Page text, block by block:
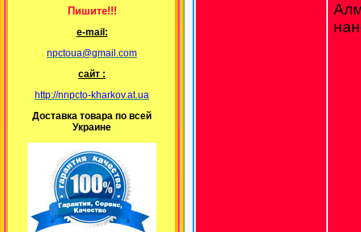
Пишите!!!
е-mail:
npctoua@gmail.com
сайт :
http://nnpcto-kharkov.at.ua
Доставка товара по всей
Украине